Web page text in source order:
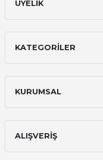
ÜYELİK
KATEGORİLER
KURUMSAL
ALIŞVERİŞ